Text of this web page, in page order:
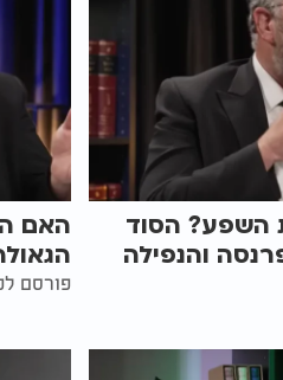
השפע? הסוד
והנפילה
האם
פורסם